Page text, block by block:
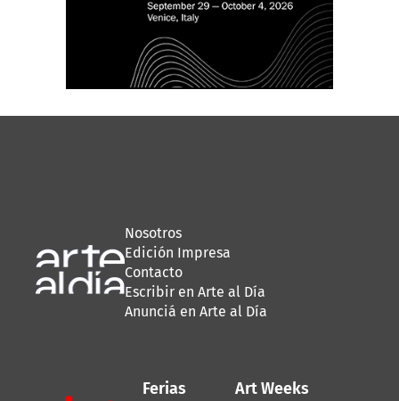
Nosotros
Edición Impresa
Contacto
Escribir en Arte al Día
Anunciá en Arte al Día
Ferias Art Weeks